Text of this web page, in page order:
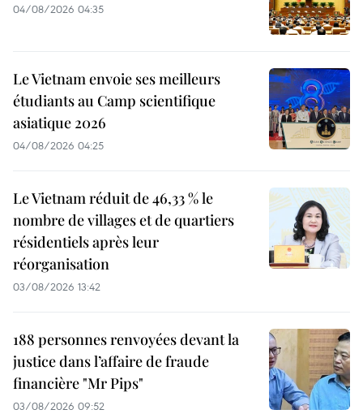
04/08/2026 04:35
Le Vietnam envoie ses meilleurs
étudiants au Camp scientifique
asiatique 2026
04/08/2026 04:25
Le Vietnam réduit de 46,33 % le
nombre de villages et de quartiers
résidentiels après leur
réorganisation
03/08/2026 13:42
188 personnes renvoyées devant la
justice dans l’affaire de fraude
financière "Mr Pips"
03/08/2026 09:52